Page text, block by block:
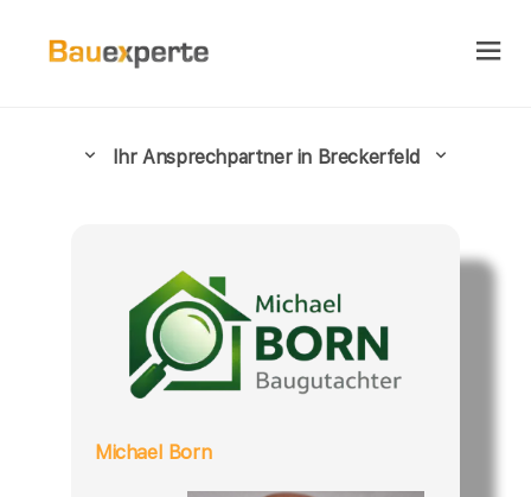
Ihr Ansprechpartner in Breckerfeld
Michael Born